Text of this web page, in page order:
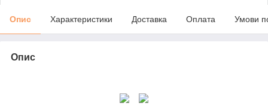
Опис Характеристики Доставка Оплата Умови
Опис